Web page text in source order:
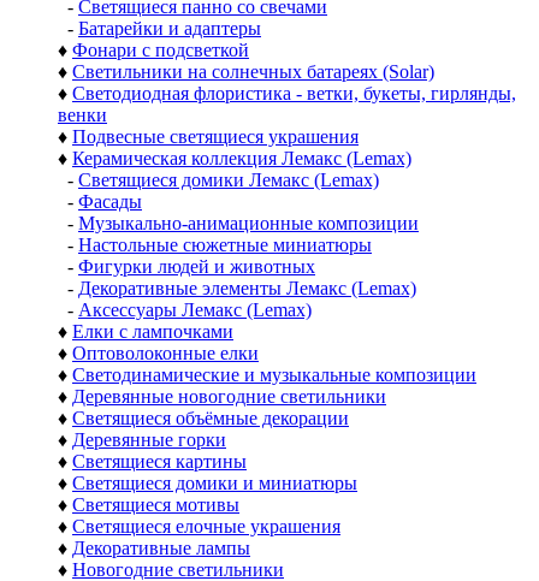
- Светящиеся панно со свечами
- Батарейки и адаптеры
♦ Фонари с подсветкой
♦ Светильники на солнечных батареях (Solar)
♦ Светодиодная флористика - ветки, букеты, гирлянды,
венки
♦ Подвесные светящиеся украшения
♦ Керамическая коллекция Лемакс (Lemax)
- Светящиеся домики Лемакс (Lemax)
- Фасады
- Музыкально-анимационные композиции
- Настольные сюжетные миниатюры
- Фигурки людей и животных
- Декоративные элементы Лемакс (Lemax)
- Аксессуары Лемакс (Lemax)
♦ Елки с лампочками
♦ Оптоволоконные елки
♦ Светодинамические и музыкальные композиции
♦ Деревянные новогодние светильники
♦ Светящиеся объёмные декорации
♦ Деревянные горки
♦ Светящиеся картины
♦ Светящиеся домики и миниатюры
♦ Светящиеся мотивы
♦ Светящиеся елочные украшения
♦ Декоративные лампы
♦ Новогодние светильники